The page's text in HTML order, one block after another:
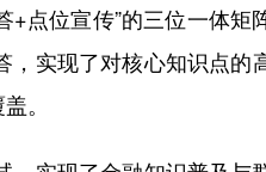
点位宣传”的三位一体矩
实现了对核心知识点的
。